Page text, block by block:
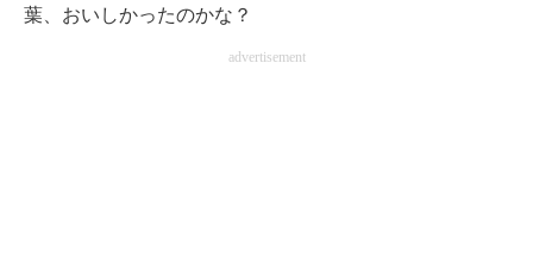
葉、おいしかったのかな？
advertisement